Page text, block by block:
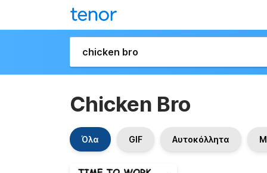
Chicken Bro
Όλα GIF Αυτοκόλλητα